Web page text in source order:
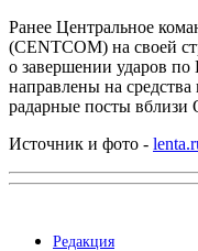
Ранее Центральное
(CENTCOM) на своей
о завершении ударов по
направлены на
радарные посты вблизи
Источник и фото -
Редакция